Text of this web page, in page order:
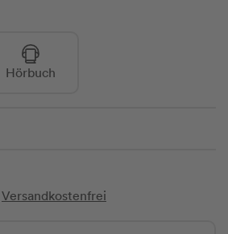
Hörbuch
Versandkostenfrei